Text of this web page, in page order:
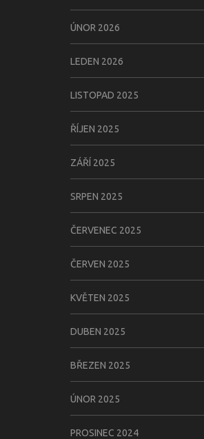
ÚNOR 2026
LEDEN 2026
LISTOPAD 2025
ŘÍJEN 2025
ZÁŘÍ 2025
SRPEN 2025
ČERVENEC 2025
ČERVEN 2025
KVĚTEN 2025
DUBEN 2025
BŘEZEN 2025
ÚNOR 2025
PROSINEC 2024